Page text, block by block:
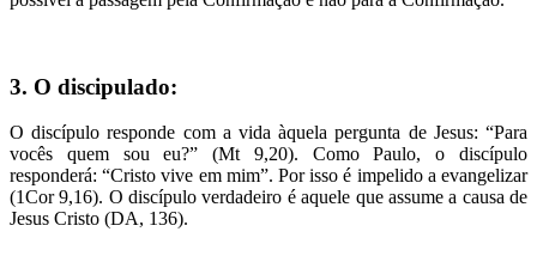
3. O discipulado:
O discípulo responde com a vida àquela pergunta de Jesus: “Para
vocês quem sou eu?” (Mt 9,20). Como Paulo, o discípulo
responderá: “Cristo vive em mim”. Por isso é impelido a evangelizar
(1Cor 9,16). O discípulo verdadeiro é aquele que assume a causa de
Jesus Cristo (DA, 136).